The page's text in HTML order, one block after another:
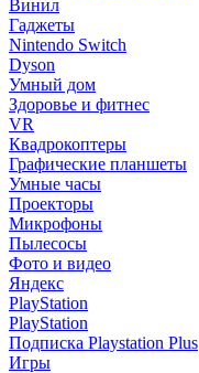
Винил
Гаджеты
Nintendo Switch
Dyson
Умный дом
Здоровье и фитнес
VR
Квадрокоптеры
Графические планшеты
Умные часы
Проекторы
Микрофоны
Пылесосы
Фото и видео
Яндекс
PlayStation
PlayStation
Подписка Playstation Plus
Игры